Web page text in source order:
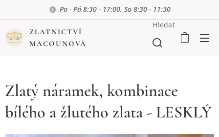
Po - Pá 8:30 - 17:00, So 8:30 - 11:30
ZLATNICTVÍ
MACOUNOVÁ
Hledat
Zlatý náramek, kombinace
bílého a žlutého zlata - LESKLÝ